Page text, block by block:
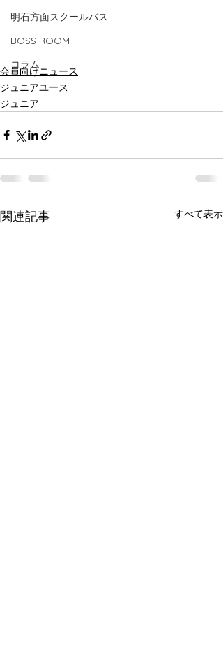
明石方面スクールバス
BOSS ROOM
コラム
会員向けニュース
ジュニアユース
ジュニア
関連記事 すべて表示